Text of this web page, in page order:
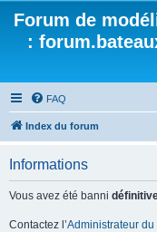
Forum de
:
FAQ
Index du forum
Informations
Vous avez été banni
Contactez l’Administrateur du